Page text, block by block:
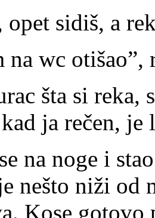
opet sidiš, a
na wc
šta si reka,
ja rečen, je
na noge i
nešto niži od
Kose gotovo